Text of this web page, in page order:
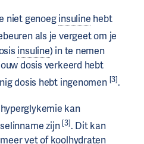
niet genoeginsuline hebt
als je vergeet om je
insuline) in te nemen
dosis verkeerd hebt
dosis hebt ingenomen [3].
kan
zijn[3]. Dit kan
vet of koolhydraten